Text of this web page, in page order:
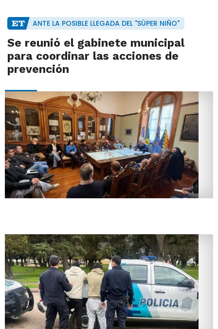
ANTE LA POSIBLE LLEGADA DEL "SÚPER NIÑO"
Se reunió el gabinete municipal
para coordinar las acciones de
prevención